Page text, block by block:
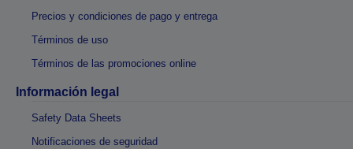
Precios y condiciones de pago y entrega
Términos de uso
Términos de las promociones online
Información legal
Safety Data Sheets
Notificaciones de seguridad